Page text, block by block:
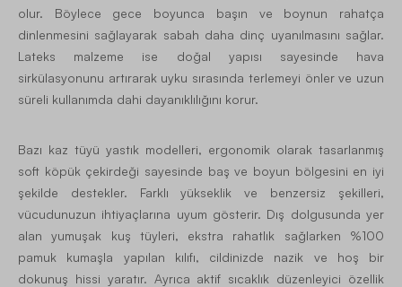
olur. Böylece gece boyunca başın ve boynun rahatça
dinlenmesini sağlayarak sabah daha dinç uyanılmasını sağlar.
Lateks malzeme ise doğal yapısı sayesinde hava
sirkülasyonunu artırarak uyku sırasında terlemeyi önler ve uzun
süreli kullanımda dahi dayanıklılığını korur.
Bazı kaz tüyü yastık modelleri, ergonomik olarak tasarlanmış
soft köpük çekirdeği sayesinde baş ve boyun bölgesini en iyi
şekilde destekler. Farklı yükseklik ve benzersiz şekilleri,
vücudunuzun ihtiyaçlarına uyum gösterir. Dış dolgusunda yer
alan yumuşak kuş tüyleri, ekstra rahatlık sağlarken %100
pamuk kumaşla yapılan kılıfı, cildinizde nazik ve hoş bir
dokunuş hissi yaratır. Ayrıca aktif sıcaklık düzenleyici özellik